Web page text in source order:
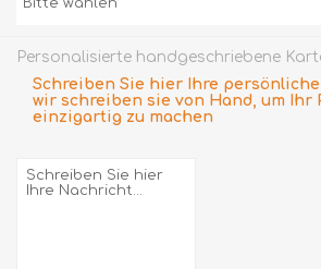
Personalisierte handgeschriebene
Schreiben Sie hier Ihre
wir schreiben sie von Hand, um Ihr
einzigartig zu machen